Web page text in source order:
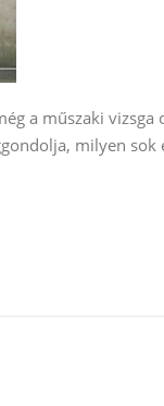
a műszaki vizsga
milyen sok